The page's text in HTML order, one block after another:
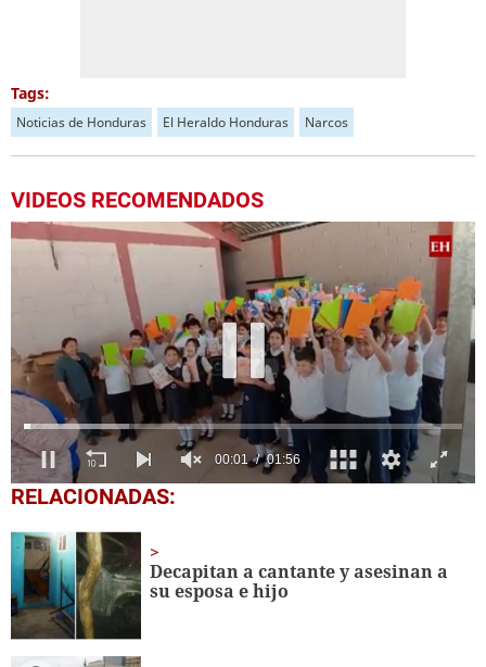
Tags:
Noticias de Honduras El Heraldo Honduras Narcos
VIDEOS RECOMENDADOS
0
seconds
1
minute,
56
seconds
RELACIONADAS:
Decapitan a cantante y asesinan a
su esposa e hijo